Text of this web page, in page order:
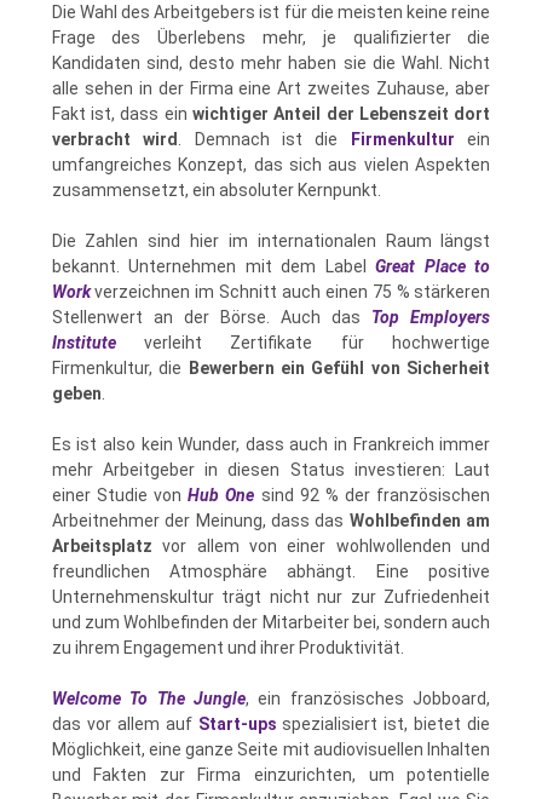
Die Wahl des Arbeitgebers ist für die meisten keine reine
Frage des Überlebens mehr, je qualifizierter die
Kandidaten sind, desto mehr haben sie die Wahl. Nicht
alle sehen in der Firma eine Art zweites Zuhause, aber
Fakt ist, dass ein wichtiger Anteil der Lebenszeit dort
verbracht wird . Demnach ist die Firmenkultur ein
umfangreiches Konzept, das sich aus vielen Aspekten
zusammensetzt, ein absoluter Kernpunkt.
Die Zahlen sind hier im internationalen Raum längst
bekannt. Unternehmen mit dem LabelGreat Place to
Workverzeichnen im Schnitt auch einen 75 % stärkeren
Stellenwert an der Börse. Auch das Top Employers
Instituteverleiht Zertifikate für hochwertige
Firmenkultur, die Bewerbern ein Gefühl von Sicherheit
geben
Es ist also kein Wunder, dass auch in Frankreich immer
mehr Arbeitgeber in diesen Status investieren: Laut
einer Studie vonHub One sind 92 % der französischen
Arbeitnehmer der Meinung, dass das Wohlbefinden am
Arbeitsplatz vor allem von einer wohlwollenden und
freundlichen Atmosphäre abhängt. Eine positive
Unternehmenskultur trägt nicht nur zur Zufriedenheit
und zum Wohlbefinden der Mitarbeiter bei, sondern auch
zu ihrem Engagement und ihrer Produktivität.
Welcome To The Jungle, ein französisches Jobboard,
das vor allem auf Start-ups spezialisiert ist, bietet die
Möglichkeit, eine ganze Seite mit audiovisuellen Inhalten
und Fakten zur Firma einzurichten, um potentielle